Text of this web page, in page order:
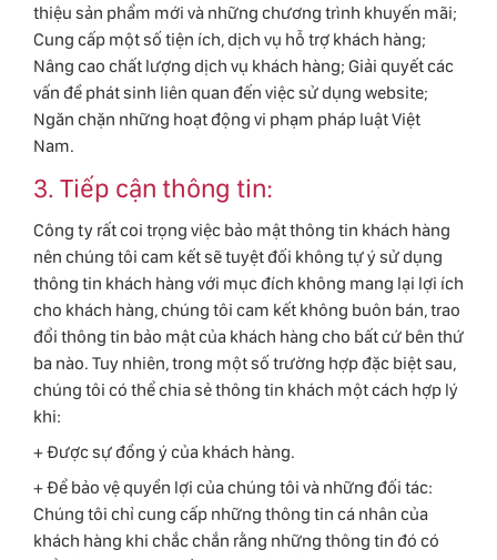
thiệu sản phẩm mới và những chương trình khuyến mãi;
Cung cấp một số tiện ích, dịch vụ hỗ trợ khách hàng;
Nâng cao chất lượng dịch vụ khách hàng; Giải quyết các
vấn đề phát sinh liên quan đến việc sử dụng website;
Ngăn chặn những hoạt động vi phạm pháp luật Việt
Nam.
3. Tiếp cận thông tin:
Công ty rất coi trọng việc bảo mật thông tin khách hàng
nên chúng tôi cam kết sẽ tuyệt đối không tự ý sử dụng
thông tin khách hàng với mục đích không mang lại lợi ích
cho khách hàng, chúng tôi cam kết không buôn bán, trao
đổi thông tin bảo mật của khách hàng cho bất cứ bên thứ
ba nào. Tuy nhiên, trong một số trường hợp đặc biệt sau,
chúng tôi có thể chia sẻ thông tin khách một cách hợp lý
khi:
+ Được sự đồng ý của khách hàng.
+ Để bảo vệ quyền lợi của chúng tôi và những đối tác:
Chúng tôi chỉ cung cấp những thông tin cá nhân của
khách hàng khi chắc chắn rằng những thông tin đó có